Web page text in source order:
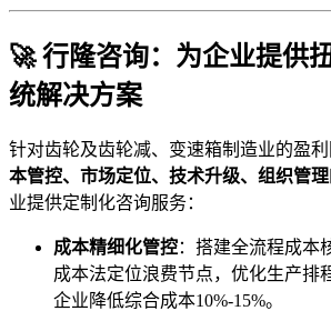
🚀 行隆咨询：为企业提供
统解决方案
针对齿轮及齿轮减、变速箱制造业的盈
本管控、市场定位、技术升级、组织管理
业提供定制化咨询服务：
成本精细化管控：搭建全流程成本
成本法定位浪费节点，优化生产排
企业降低综合成本10%-15%。